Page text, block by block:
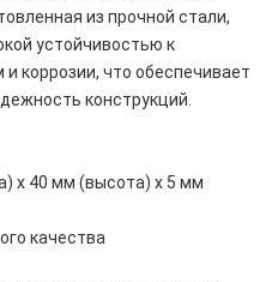
из прочной стали,
устойчивостью к
коррозии, что обеспечивает
конструкций.
х 40 мм (высота) х 5 мм
качества